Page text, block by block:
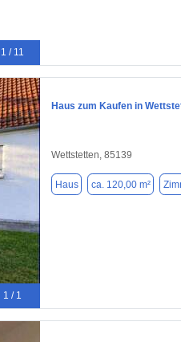
1 / 11
1 / 1
Haus zum Kaufen in
Wettstetten, 85139
Haus ca. 120,00 m²